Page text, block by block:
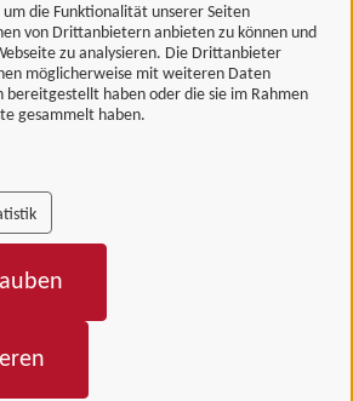
die Funktionalität unserer Seiten
von Drittanbietern anbieten zu können und
zu analysieren. Die Drittanbieter
möglicherweise mit weiteren Daten
bereitgestellt haben oder die sie im Rahmen
gesammelt haben.